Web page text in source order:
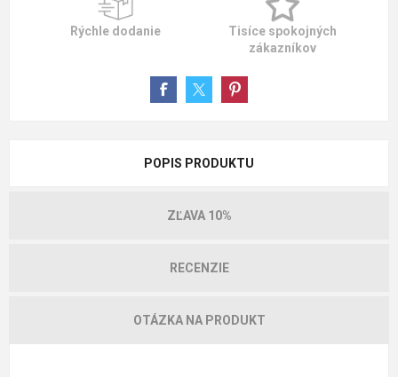
Rýchle dodanie
Tisíce spokojných
zákazníkov
POPIS PRODUKTU
ZĽAVA 10%
RECENZIE
OTÁZKA NA PRODUKT